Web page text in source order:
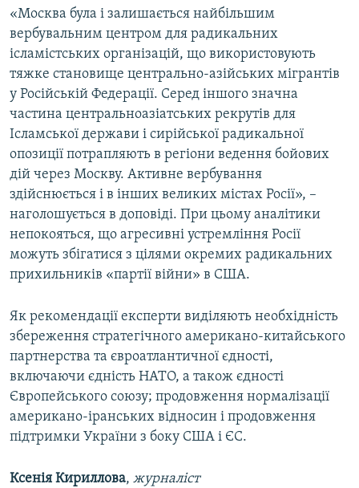
«Москва була і залишається найбільшим
вербувальним центром для радикальних
ісламістських організацій, що використовують
тяжке становище центрально-азійських мігрантів
у Російській Федерації. Серед іншого значна
частина центральноазіатських рекрутів для
Ісламської держави і сирійської радикальної
опозиції потрапляють в регіони ведення бойових
дій через Москву. Активне вербування
здійснюється і в інших великих містах Росії», –
наголошується в доповіді. При цьому аналітики
непокояться, що агресивні устремління Росії
можуть збігатися з цілями окремих радикальних
прихильників «партії війни» в США.
Як рекомендації експерти виділяють необхідність
збереження стратегічного американо-китайського
партнерства та євроатлантичної єдності,
включаючи єдність НАТО, а також єдності
Європейського союзу; продовження нормалізації
американо-іранських відносин і продовження
підтримки України з боку США і ЄС.
Ксенія Кириллова, журналіст